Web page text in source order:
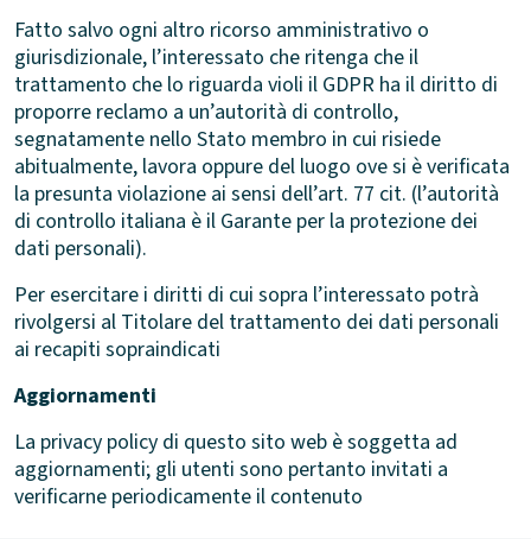
Fatto salvo ogni altro ricorso amministrativo o
giurisdizionale, l’interessato che ritenga che il
trattamento che lo riguarda violi il GDPR ha il diritto di
proporre reclamo a un’autorità di controllo,
segnatamente nello Stato membro in cui risiede
abitualmente, lavora oppure del luogo ove si è verificata
la presunta violazione ai sensi dell’art. 77 cit. (l’autorità
di controllo italiana è il Garante per la protezione dei
dati personali).
Per esercitare i diritti di cui sopra l’interessato potrà
rivolgersi al Titolare del trattamento dei dati personali
ai recapiti sopraindicati
Aggiornamenti
La privacy policy di questo sito web è soggetta ad
aggiornamenti; gli utenti sono pertanto invitati a
verificarne periodicamente il contenuto